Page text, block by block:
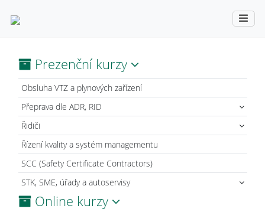
Prezenční kurzy
Obsluha VTZ a plynových zařízení
Přeprava dle ADR, RID
Řidiči
Řízení kvality a systém managementu
SCC (Safety Certificate Contractors)
STK, SME, úřady a autoservisy
Online kurzy